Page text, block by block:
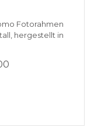
Fotorahmen
hergestellt in